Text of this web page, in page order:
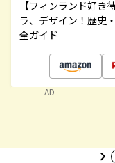
【フィンランド好き
ラ、デザイン！歴史
全ガイド
AD